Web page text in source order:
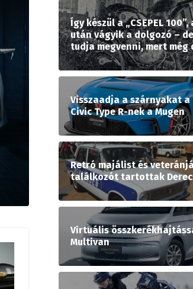
Így készül a „CSEPEL 100”,
után vágyik a dolgozó –
tudja megvenni, mert még
Visszaadja a szárnyakat a
Civic Type R-nek a Mugen
Retró majálist és
találkozót tartottak
Virtuális
Multivan